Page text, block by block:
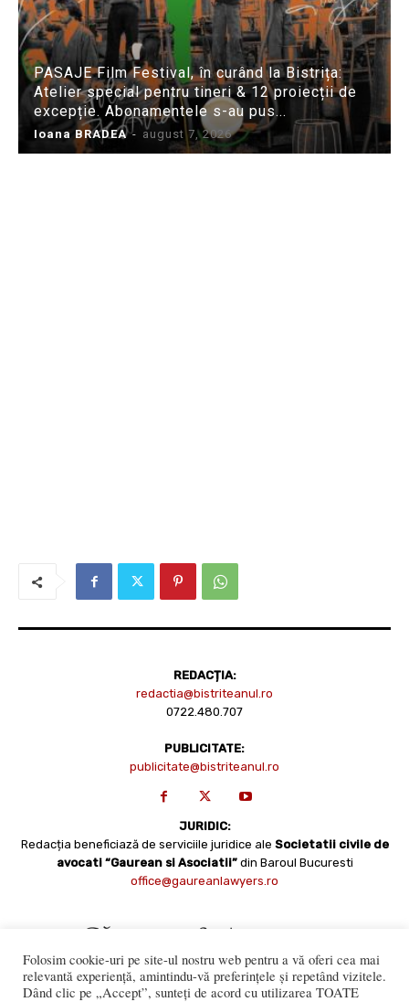
PASAJE Film Festival, în curând la Bistrița:
Atelier special pentru tineri & 12 proiecții de
excepție. Abonamentele s-au pus...
Ioana BRADEA - august 7, 2026
REDACȚIA:
redactia@bistriteanul.ro
0722.480.707
PUBLICITATE:
publicitate@bistriteanul.ro
JURIDIC:
Redacția beneficiază de serviciile juridice ale Societatii civile de
avocati “Gaurean si Asociatii” din Baroul Bucuresti
office@gaureanlawyers.ro
Folosim cookie-uri pe site-ul nostru web pentru a vă oferi cea mai
relevantă experiență, amintindu-vă preferințele și repetând vizitele.
Dând clic pe „Accept”, sunteți de acord cu utilizarea TOATE